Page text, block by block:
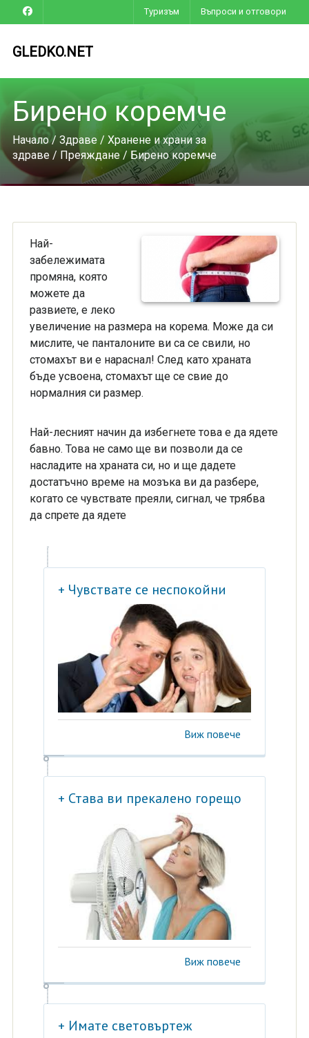
Туризъм Въпроси и отговори
GLEDKO.NET
Бирено коремче
Начало/ Здраве/ Хранене и храни за
здраве/ Преяждане/ Бирено коремче
Най-
забележимата
промяна, която
можете да
развиете, е леко
увеличение на размера на корема. Може да си
мислите, че панталоните ви са се свили, но
стомахът ви е нараснал! След като храната
бъде усвоена, стомахът ще се свие до
нормалния си размер.
Най-лесният начин да избегнете това е да ядете
бавно. Това не само ще ви позволи да се
насладите на храната си, но и ще дадете
достатъчно време на мозъка ви да разбере,
когато се чувствате преяли, сигнал, че трябва
да спрете да ядете
+ Чувствате се неспокойни
Виж повече
+ Става ви прекалено горещо
Виж повече
+ Имате световъртеж